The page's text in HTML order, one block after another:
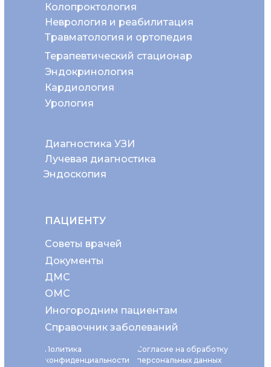
Политика
конфиденциальности
Согласие на обработку
персональных данных
Неврология и реабилитация
Колопроктология
Диагностика УЗИ
Эндоскопия
Травматология и ортопедия
Эндокринология
Терапевтический стационар
Кардиология
Урология
Лучевая диагностика
ПАЦИЕНТУ
Советы врачей
ОМС
Документы
ДМС
Иногородним пациентам
Справочник заболеваний